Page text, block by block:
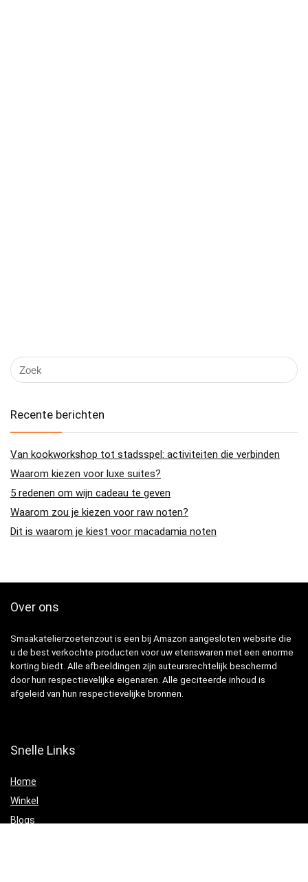
Recente berichten
Van kookworkshop tot stadsspel: activiteiten die verbinden
Waarom kiezen voor luxe suites?
5 redenen om wijn cadeau te geven
Waarom zou je kiezen voor raw noten?
Dit is waarom je kiest voor macadamia noten
Over ons
Smaakatelierzoetenzout is een bij Amazon aangesloten website die
u de best verkochte producten voor uw etenswaren met een enorme
korting biedt. Alle afbeeldingen zijn auteursrechtelijk beschermd
door hun respectievelijke eigenaren. Alle geciteerde inhoud is
afgeleid van hun respectievelijke bronnen.
Snelle Links
Home
Winkel
Blogs